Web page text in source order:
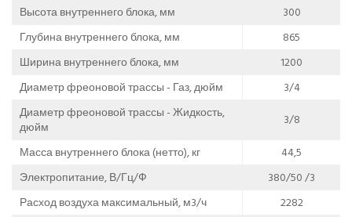
Высота внутреннего блока, мм
300
Глубина внутреннего блока, мм
865
Ширина внутреннего блока, мм
1200
Диаметр фреоновой трассы - Газ, дюйм
3/4
Диаметр фреоновой трассы - Жидкость,
дюйм
3/8
Масса внутреннего блока (нетто), кг
44,5
Электропитание, В/Гц/Ф
380/50 /3
Расход воздуха максимальный, м3/ч
2282